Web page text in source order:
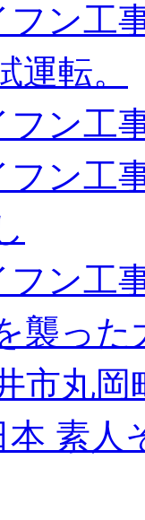
ン工
運転。
ン工
ン工
ン工
襲っ
市丸岡
素人